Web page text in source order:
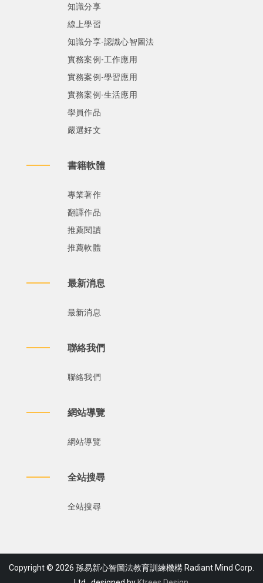
知識分享
線上學習
知識分享-認識心智圖法
實務案例-工作應用
實務案例-學習應用
實務案例-生活應用
學員作品
嚴選好文
書籍軟體
專業著作
翻譯作品
推薦閱讀
推薦軟體
最新消息
最新消息
聯絡我們
聯絡我們
網站導覽
網站導覽
全站搜尋
全站搜尋
Copyright © 2026 孫易新心智圖法教育訓練機構 Radiant Mind Corp.